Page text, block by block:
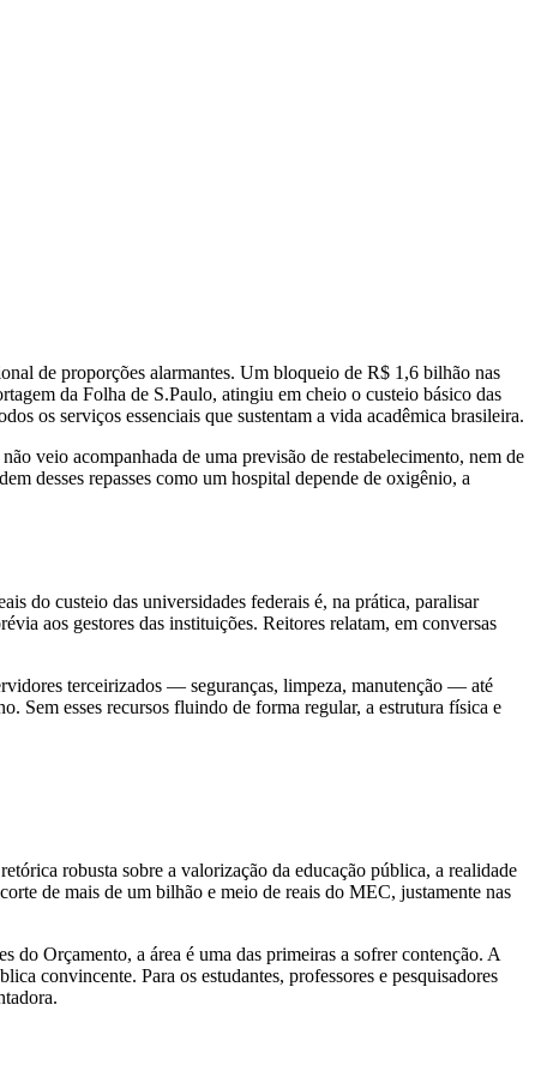
de proporções alarmantes. Um bloqueio de R$ 1,6 bilhão nas
da Folha de S.Paulo, atingiu em cheio o custeio básico das
os serviços essenciais que sustentam a vida acadêmica brasileira.
veio acompanhada de uma previsão de restabelecimento, nem de
desses repasses como um hospital depende de oxigênio, a
do custeio das universidades federais é, na prática, paralisar
aos gestores das instituições. Reitores relatam, em conversas
terceirizados — seguranças, limpeza, manutenção — até
Sem esses recursos fluindo de forma regular, a estrutura física e
robusta sobre a valorização da educação pública, a realidade
de mais de um bilhão e meio de reais do MEC, justamente nas
do Orçamento, a área é uma das primeiras a sofrer contenção. A
convincente. Para os estudantes, professores e pesquisadores